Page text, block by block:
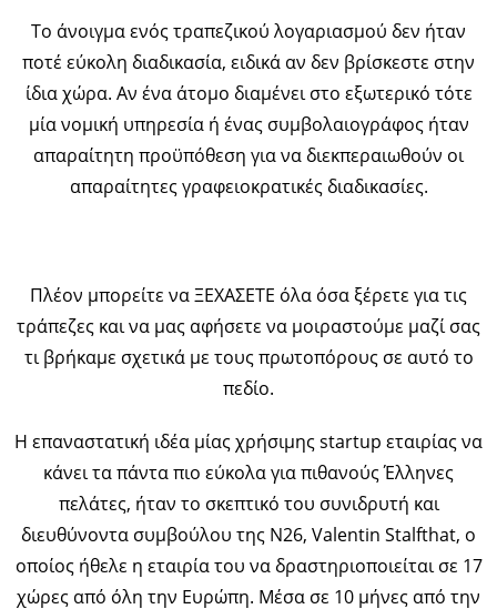
Το άνοιγμα ενός τραπεζικού λογαριασμού δεν ήταν
ποτέ εύκολη διαδικασία, ειδικά αν δεν βρίσκεστε στην
ίδια χώρα. Αν ένα άτομο διαμένει στο εξωτερικό τότε
μία νομική υπηρεσία ή ένας συμβολαιογράφος ήταν
απαραίτητη προϋπόθεση για να διεκπεραιωθούν οι
απαραίτητες γραφειοκρατικές διαδικασίες.
Πλέον μπορείτε να ΞΕΧΑΣΕΤΕ όλα όσα ξέρετε για τις
τράπεζες και να μας αφήσετε να μοιραστούμε μαζί σας
τι βρήκαμε σχετικά με τους πρωτοπόρους σε αυτό το
πεδίο.
Η επαναστατική ιδέα μίας χρήσιμης startup εταιρίας να
κάνει τα πάντα πιο εύκολα για πιθανούς Έλληνες
πελάτες, ήταν το σκεπτικό του συνιδρυτή και
διευθύνοντα συμβούλου της Ν26, Valentin Stalfthat, ο
οποίος ήθελε η εταιρία του να δραστηριοποιείται σε 17
χώρες από όλη την Ευρώπη. Μέσα σε 10 μήνες από την